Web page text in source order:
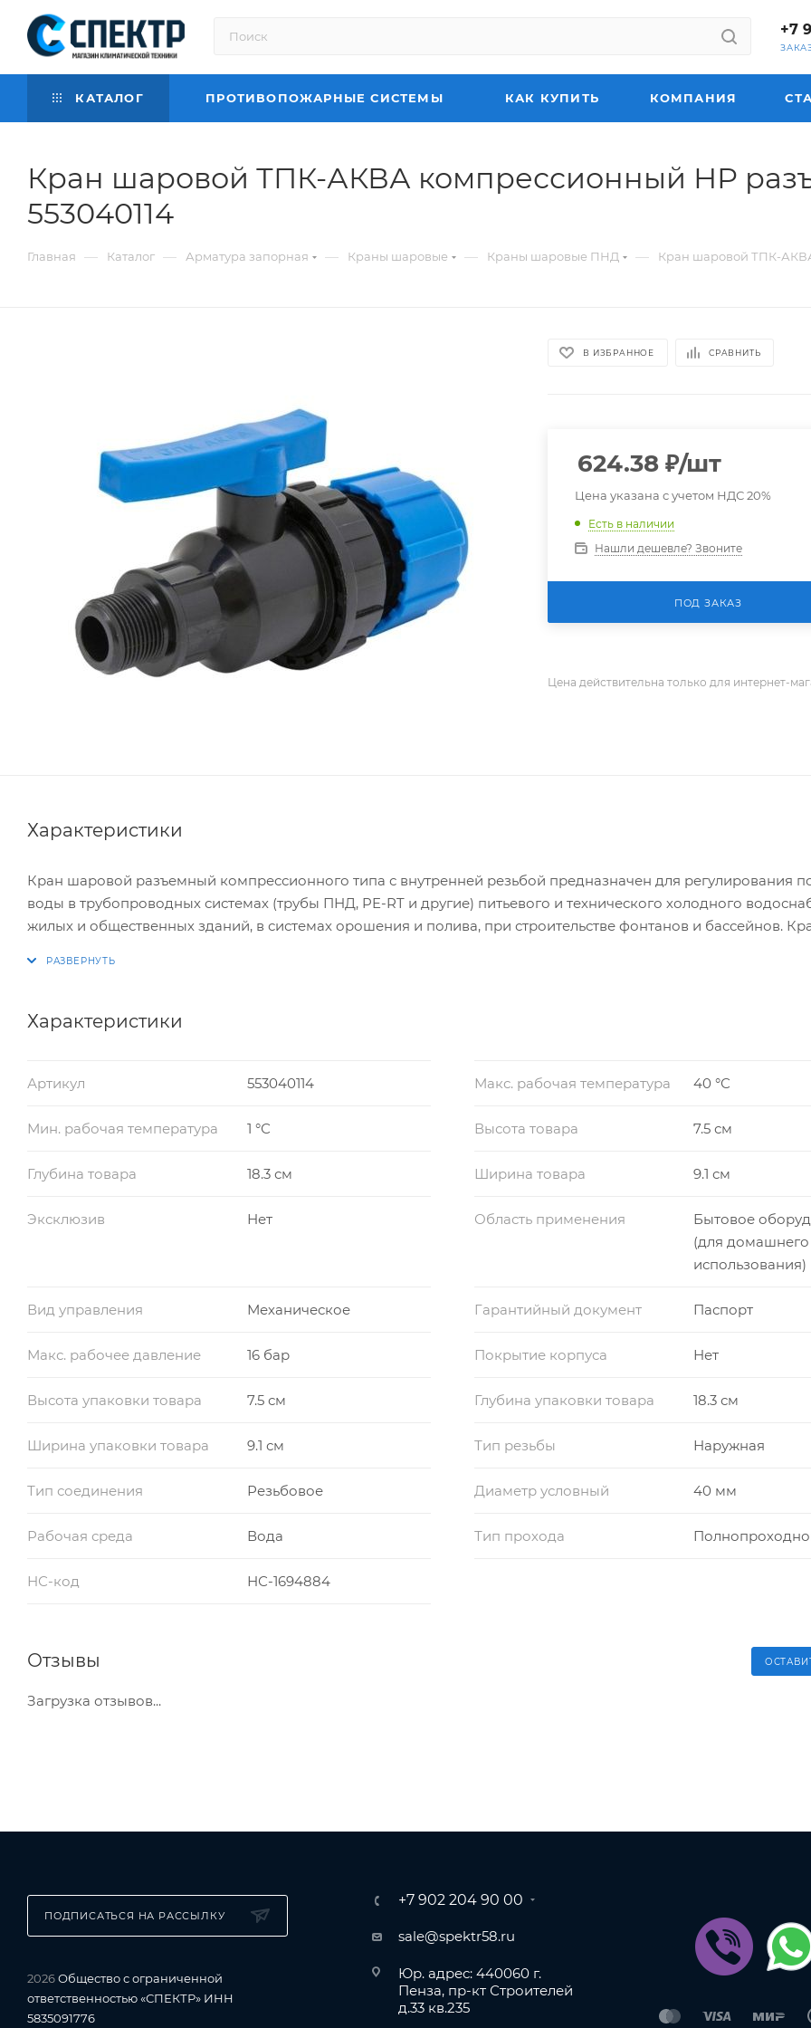
+7
КАТАЛОГ ПРОТИВОПОЖАРНЫЕ СИСТЕМЫ КАК КУПИТЬ КОМПАНИЯ
Кран шаровой ТПК-АКВА компрессионный НР
553040114
Главная — Каталог — Арматура запорная — Краны шаровые — Краны шаровые ПНД — Кран шаровой ТПК-АКВА
В ИЗБРАННОЕ СРАВНИТЬ
624.38 ₽/шт
Цена указана с учетом НДС 20%
Есть в наличии
Нашли дешевле? Звоните
ПОД ЗАКАЗ
Цена действительна только для интернет-
Характеристики
Кран шаровой разъемный компрессионного типа с внутренней резьбой предназначен для регулирования
воды в трубопроводных системах (трубы ПНД, PE-RT и другие) питьевого и технического холодного
жилых и общественных зданий, в системах орошения и полива, при строительстве фонтанов и бассейнов.
Характеристики
Артикул 553040114 Макс. рабочая температура 40 °С
Мин. рабочая температура 1 °С Высота товара 7.5 см
Глубина товара 18.3 см Ширина товара 9.1 см
Эксклюзив Нет Область применения
Бытовое
(для домашнего
использования)
Вид управления Механическое Гарантийный документ Паспорт
Макс. рабочее давление 16 бар Покрытие корпуса Нет
Высота упаковки товара 7.5 см Глубина упаковки товара 18.3 см
Ширина упаковки товара 9.1 см Тип резьбы Наружная
Тип соединения Резьбовое Диаметр условный 40 мм
Рабочая среда Вода Тип прохода
НС-код НС-1694884
Отзывы
Загрузка отзывов...
ПОДПИСАТЬСЯ НА РАССЫЛКУ
2026Общество с ограниченной
ответственностью «СПЕКТР» ИНН
5835091776
+7 902 204 90 00
sale@spektr58.ru
Юр. адрес: 440060 г.
Пенза, пр-кт Строителей
д.33 кв.235